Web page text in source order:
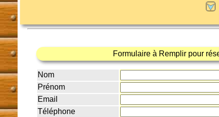
Formulaire à Remplir pour
Nom
Prénom
Email
Téléphone